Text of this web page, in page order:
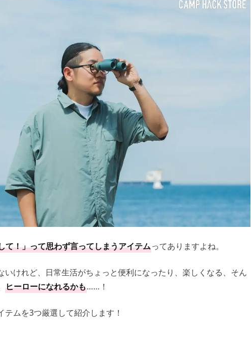
て！」って思わず言ってしまうアイテムってありますよね。
いけれど、日常生活がちょっと便利になったり、楽しくなる、そん
ヒーローになれるかも……！
ムを3つ厳選して紹介します！